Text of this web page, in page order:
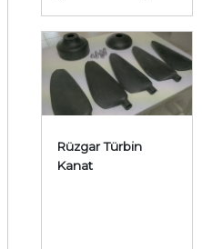
Rüzgar Türbin
Kanat